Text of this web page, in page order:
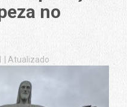
no
Atualizado